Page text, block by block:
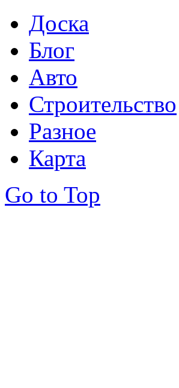
Доска
Блог
Авто
Строительство
Разное
Карта
Go to Top